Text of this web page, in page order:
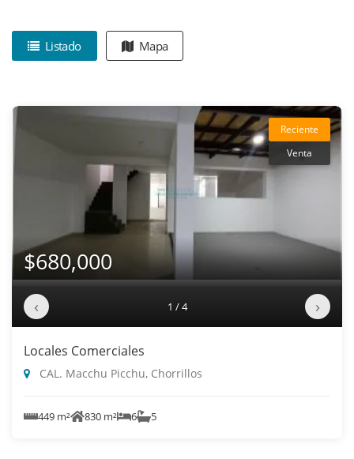
Listado Mapa
Reciente
Venta
$680,000
‹ 1 / 4 ›
Locales Comerciales
CAL. Macchu Picchu, Chorrillos
449 m² 830 m² 6 5